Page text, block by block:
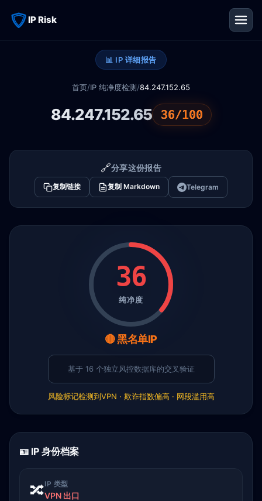
IP Risk
📊 IP 详细报告
首页/IP 纯净度检测/84.247.152.65
84.247.152.65 36/100
🔗分享这份报告
复制链接 复制 Markdown Telegram
36
纯净度
🔴 黑名单IP
基于 16 个独立风控数据库的交叉验证
风险标记检测到VPN · 欺诈指数偏高 · 网段滥用高
🪪 IP 身份档案
🔀IP 类型
VPN 出口